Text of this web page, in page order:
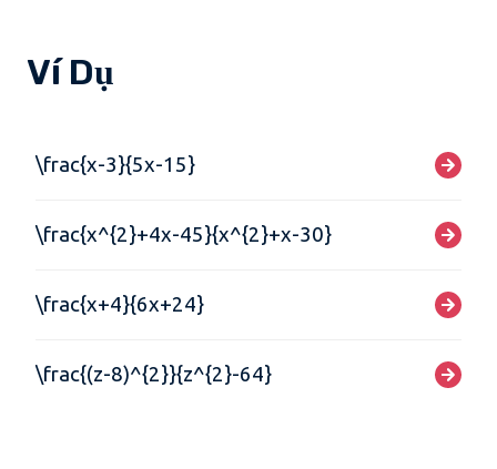
Ví Dụ
\frac{x-3}{5x-15}
\frac{x^{2}+4x-45}{x^{2}+x-30}
\frac{x+4}{6x+24}
\frac{(z-8)^{2}}{z^{2}-64}